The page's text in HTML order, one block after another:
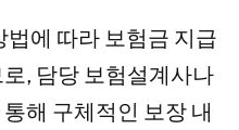
에 따라 보험금 지급
, 담당 보험설계사나
해 구체적인 보장 내